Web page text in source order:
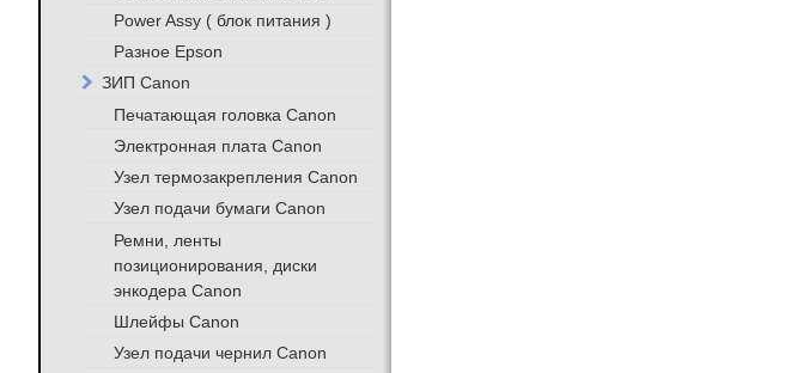
Power Assy ( блок питания )
Разное Epson
ЗИП Canon
Печатающая головка Canon
Электронная плата Canon
Узел термозакрепления Canon
Узел подачи бумаги Canon
Ремни, ленты
позиционирования, диски
энкодера Canon
Шлейфы Canon
Узел подачи чернил Canon